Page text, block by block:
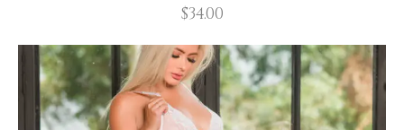
$34.00